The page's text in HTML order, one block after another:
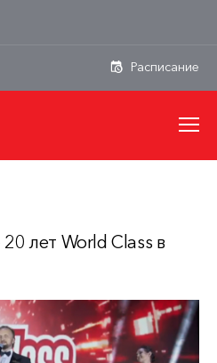
лет World Class в